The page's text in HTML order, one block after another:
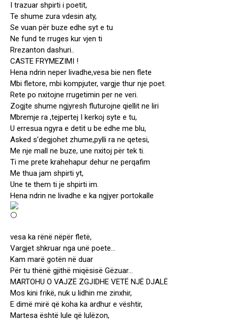
I trazuar shpirti i poetit,
Te shume zura vdesin aty,
Se vuan për buze edhe syt e tu
Ne fund te rruges kur vjen ti
Rrezanton dashuri..
CASTE FRYMEZIMI !
Hena ndrin neper livadhe,vesa bie nen flete
Mbi fletore, mbi kompjuter, vargje thur nje poet.
Rete po nxitojne rrugetimin per ne veri.
Zogjte shume ngjyresh fluturojne qiellit ne liri
Mbremje ra ,tejpertej I kerkoj syte e tu,
U erresua ngyra e detit u be edhe me blu,
Asked s’degjohet zhume,pylli ra ne qetesi,
Me nje mall ne buze, une nxitoj për tek ti.
Ti me prete krahehapur dehur ne perqafim
Me thua jam shpirti yt,
Une te them ti je shpirti im.
Hena ndrin ne livadhe e ka ngjyer portokalle
vesa ka rënë nëpër fletë,
Vargjet shkruar nga unë poete…
Kam marë gotën në duar
Për tu thënë gjithë miqësisë Gëzuar…
MARTOHU O VAJZË ZGJIDHE VETË NJË DJALË
Mos kini frikë, nuk u lidhin me zinxhir,
E dimë mirë që koha ka ardhur e vështir,
Martesa është lule që lulëzon,